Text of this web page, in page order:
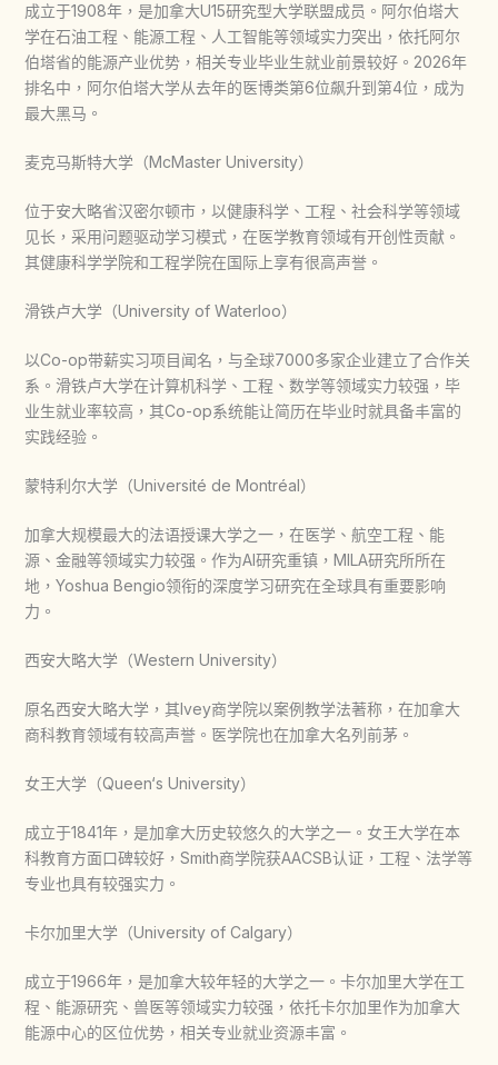
成立于1908年，是加拿大U15研究型大学联盟成员。阿尔伯塔大
学在石油工程、能源工程、人工智能等领域实力突出，依托阿尔
伯塔省的能源产业优势，相关专业毕业生就业前景较好。2026年
排名中，阿尔伯塔大学从去年的医博类第6位飙升到第4位，成为
最大黑马。
麦克马斯特大学（McMaster University）
位于安大略省汉密尔顿市，以健康科学、工程、社会科学等领域
见长，采用问题驱动学习模式，在医学教育领域有开创性贡献。
其健康科学学院和工程学院在国际上享有很高声誉。
滑铁卢大学（University of Waterloo）
以Co-op带薪实习项目闻名，与全球7000多家企业建立了合作关
系。滑铁卢大学在计算机科学、工程、数学等领域实力较强，毕
业生就业率较高，其Co-op系统能让简历在毕业时就具备丰富的
实践经验。
蒙特利尔大学（Université de Montréal）
加拿大规模最大的法语授课大学之一，在医学、航空工程、能
源、金融等领域实力较强。作为AI研究重镇，MILA研究所所在
地，Yoshua Bengio领衔的深度学习研究在全球具有重要影响
力。
西安大略大学（Western University）
原名西安大略大学，其Ivey商学院以案例教学法著称，在加拿大
商科教育领域有较高声誉。医学院也在加拿大名列前茅。
女王大学（Queen‘s University）
成立于1841年，是加拿大历史较悠久的大学之一。女王大学在本
科教育方面口碑较好，Smith商学院获AACSB认证，工程、法学等
专业也具有较强实力。
卡尔加里大学（University of Calgary）
成立于1966年，是加拿大较年轻的大学之一。卡尔加里大学在工
程、能源研究、兽医等领域实力较强，依托卡尔加里作为加拿大
能源中心的区位优势，相关专业就业资源丰富。